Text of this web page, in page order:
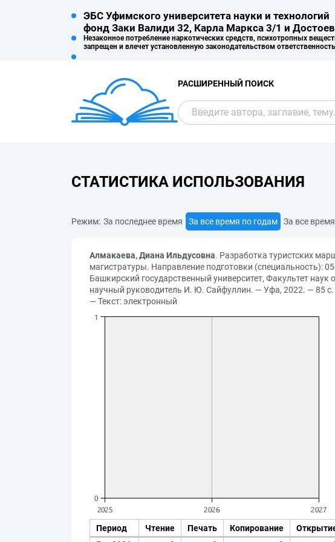
ЭБС Уфимского университета науки и технологий
фонд Заки Валиди 32, Карла Маркса 3/1 и
Незаконное потребление наркотических средств, психотропных
запрещен и влечет установленную законодательством ответственность
РАСШИРЕННЫЙ ПОИСК
СТАТИСТИКА ИСПОЛЬЗОВАНИЯ
Режим: За последнее время За все время по годам За все
Алмакаева, Диана Ильдусовна. Разработка туристских
магистратуры. Направление подготовки (специальность):
Башкирский государственный университет, Факультет
научный руководитель И. Ю. Сайфуллин. — Уфа, 2022. — 85 с.
— Текст: электронный
Период Чтение Печать Копирование